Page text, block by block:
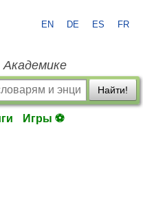
EN DE ES FR
Академике
Найти!
Игры ⚽